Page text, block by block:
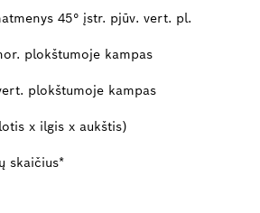
45° įstr. pjūv. vert. pl.
plokštumoje kampas
plokštumoje kampas
x ilgis x aukštis)
skaičius*